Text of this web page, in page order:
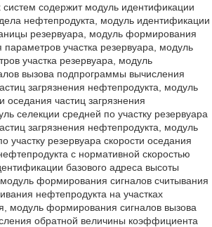
систем содержит модуль идентификации
нефтепродукта, модуль идентификации
резервуара, модуль формирования
параметров участка резервуара, модуль
участка резервуара, модуль
вызова подпрограммы вычисления
загрязнения нефтепродукта, модуль
оседания частиц загрязнения
селекции средней по участку резервуара
загрязнения нефтепродукта, модуль
участку резервуара скорости оседания
с нормативной скоростью
базового адреса высоты
модуль формирования сигналов считывания
нефтепродукта на участках
модуль формирования сигналов вызова
обратной величины коэффициента